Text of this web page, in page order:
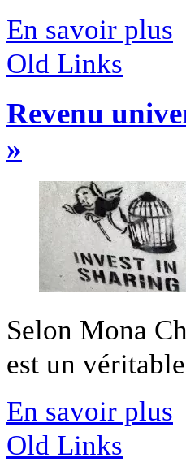
En savoir plus
Old Links
Revenu
»
Selon Mona
est un
En savoir plus
Old Links